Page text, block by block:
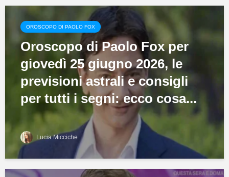
OROSCOPO DI PAOLO FOX
Oroscopo di Paolo Fox per
giovedì 25 giugno 2026, le
previsioni astrali e consigli
per tutti i segni: ecco cosa...
Lucia Micciche